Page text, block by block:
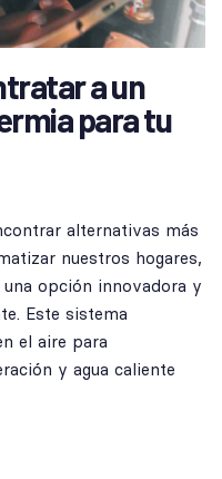
a un
para tu
alternativas más
nuestros hogares,
opción innovadora y
Este sistema
el aire para
y agua caliente